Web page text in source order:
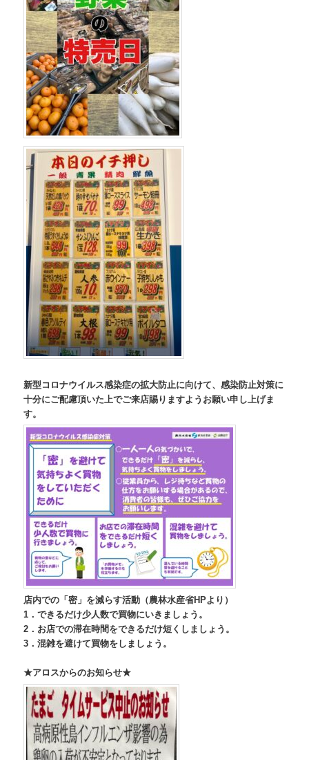
新型コロナウイルス感染症の拡大防止に向けて、感染防止対策に
十分にご配慮頂いた上でご来店賜りますようお願い申し上げま
す。
店内での「密」を減らす活動（農林水産省HPより）
1．できるだけ少人数で買物にいきましょう。
2．お店での滞在時間をできるだけ短くしましょう。
3．混雑を避けて買物をしましょう。
★アロスからのお知らせ★